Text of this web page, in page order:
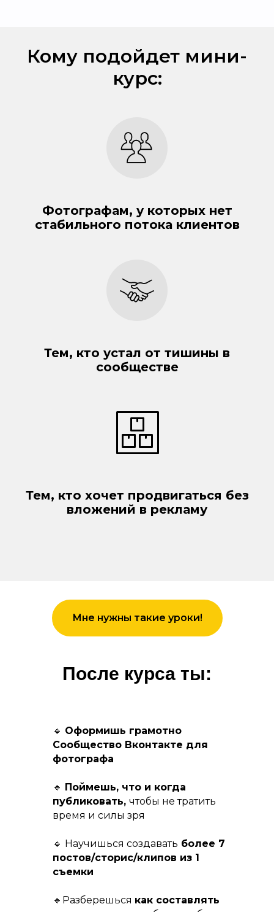
Кому подойдет мини-
курс:
Фотографам, у которых нет
стабильного потока клиентов
Тем, кто устал от тишины в
сообществе
Тем, кто хочет продвигаться без
вложений в рекламу
Мне нужны такие уроки!
После курса ты:
🔹 Оформишь грамотно
Сообщество Вконтакте для
фотографа
🔹 Поймешь, что и когда
публиковать, чтобы не тратить
время и силы зря
🔹 Научишься создавать более 7
постов/сторис/клипов из 1
съемки
🔹Разберешься как составлять